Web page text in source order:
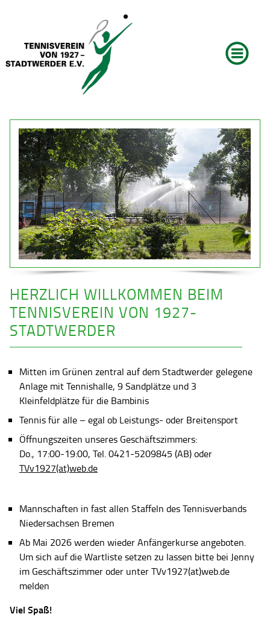
HERZLICH WILLKOMMEN BEIM
TENNISVEREIN VON 1927-
STADTWERDER
Mitten im Grünen zentral auf dem Stadtwerder gelegene
Anlage mit Tennishalle, 9 Sandplätze und 3
Kleinfeldplätze für die Bambinis
Tennis für alle – egal ob Leistungs- oder Breitensport
Öffnungszeiten unseres Geschäftszimmers:
Do., 17:00-19:00, Tel. 0421-5209845 (AB) oder
TVv1927(at)web.de
Mannschaften in fast allen Staffeln des Tennisverbands
Niedersachsen Bremen
Ab Mai 2026 werden wieder Anfängerkurse angeboten.
Um sich auf die Wartliste setzen zu lassen bitte bei Jenny
im Geschäftszimmer oder unter TVv1927(at)web.de
melden
Viel Spaß!